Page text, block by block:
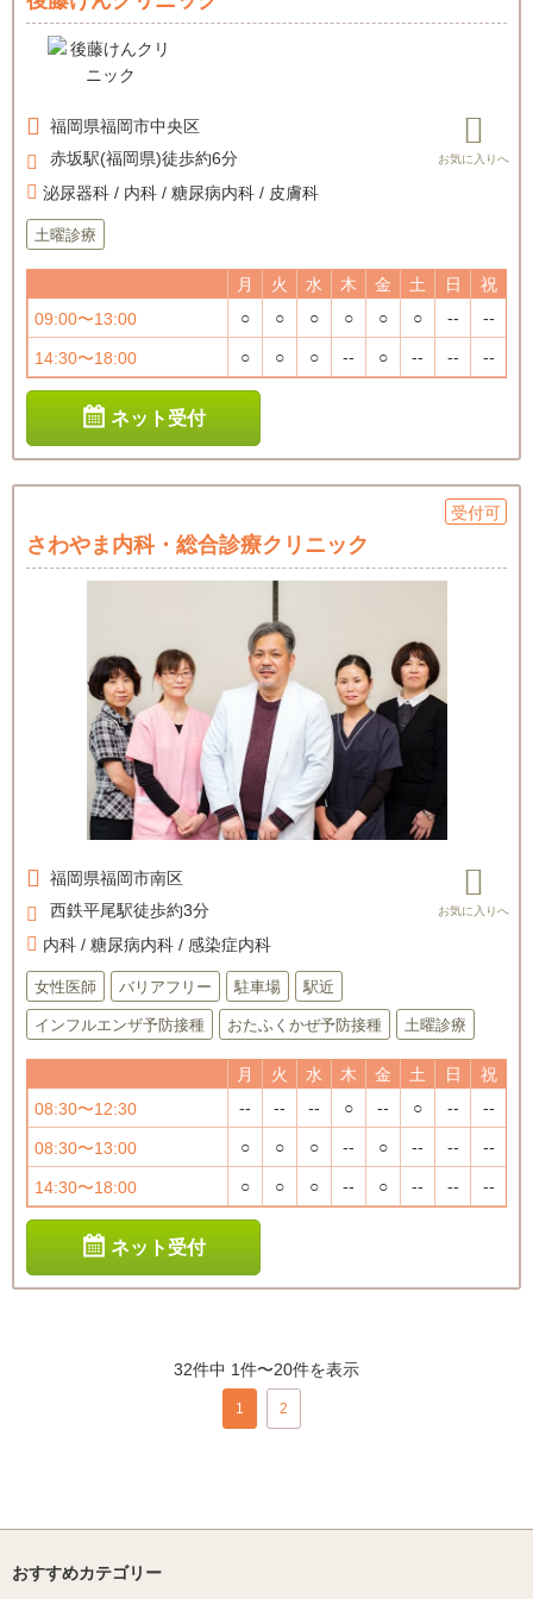
福岡県福岡市中央区
赤坂駅(福岡県)徒歩約6分
泌尿器科 / 内科 / 糖尿病内科 / 皮膚科
土曜診療
月 火 水 木 金 土 日
祝
09:00〜13:00
○ ○ ○ ○ ○ ○ -- --
14:30〜18:00 ○ ○ ○ -- ○ -- -- --
ネット受付
受付可
さわやま内科・総合診療クリニック
福岡県福岡市南区
西鉄平尾駅徒歩約3分
内科 / 糖尿病内科 / 感染症内科
女性医師 バリアフリー 駐車場 駅近
インフルエンザ予防接種 おたふくかぜ予防接種 土曜診療
月 火 水 木 金 土 日
祝
08:30〜12:30
-- -- -- ○ -- ○ -- --
08:30〜13:00 ○ ○ ○ -- ○ -- -- --
14:30〜18:00 ○ ○ ○ -- ○ -- -- --
ネット受付
32件中 1件〜20件を表示
1 2
おすすめカテゴリー